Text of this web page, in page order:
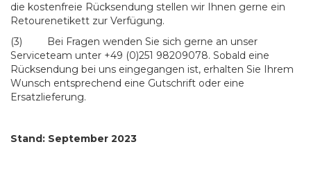
die kostenfreie Rücksendung stellen wir Ihnen gerne ein
Retourenetikett zur Verfügung.
(3) Bei Fragen wenden Sie sich gerne an unser
Serviceteam unter +49 (0)251 98209078. Sobald eine
Rücksendung bei uns eingegangen ist, erhalten Sie Ihrem
Wunsch entsprechend eine Gutschrift oder eine
Ersatzlieferung.
Stand: September 2023